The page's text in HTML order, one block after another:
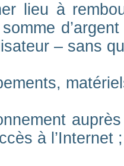
lieu à
– sans
à l’Internet ;